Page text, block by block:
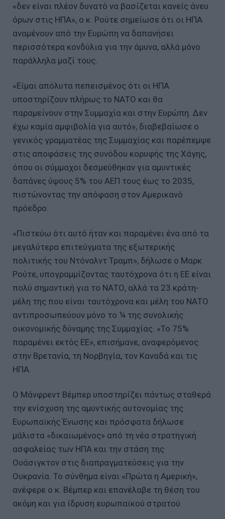
«δεν είναι πλέον δυνατό να βασίζεται κανείς άνευ
όρων στις ΗΠΑ», ο κ. Ρούτε σημείωσε ότι οι ΗΠΑ
αναμένουν από την Ευρώπη να δαπανήσει
περισσότερα κονδύλια για την άμυνα, αλλά μόνο
παράλληλα μαζί τους.
«Είμαι απόλυτα πεπεισμένος ότι οι ΗΠΑ
υποστηρίζουν πλήρως το ΝΑΤΟ και θα
παραμείνουν στην Συμμαχία και στην Ευρώπη. Δεν
έχω καμία αμφιβολία για αυτό», διαβεβαίωσε ο
γενικός γραμματέας της Συμμαχίας και παρέπεμψε
στις αποφάσεις της συνόδου κορυφής της Χάγης,
όπου οι σύμμαχοι δεσμεύθηκαν για αμυντικές
δαπάνες ύψους 5% του ΑΕΠ τους έως το 2035,
πιστώνοντας την απόφαση στον Αμερικανό
πρόεδρο.
«Πιστεύω ότι αυτό ήταν και παραμένει ένα από τα
μεγαλύτερα επιτεύγματα της εξωτερικής
πολιτικής του Ντόναλντ Τραμπ», δήλωσε ο Μαρκ
Ρούτε, υπογραμμίζοντας ταυτόχρονα ότι η ΕΕ είναι
πολύ σημαντική για το ΝΑΤΟ, αλλά τα 23 κράτη-
μέλη της που είναι ταυτόχρονα και μέλη του ΝΑΤΟ
αντιπροσωπεύουν μόνο το ¼ της συνολικής
οικονομικής δύναμης της Συμμαχίας. «Το 75%
παραμένει εκτός ΕΕ», επισήμανε, αναφερόμενος
στην Βρετανία, τη Νορβηγία, τον Καναδά και τις
ΗΠΑ.
Ο Μάνφρεντ Βέμπερ υποστηρίζει πάντως σταθερά
την ενίσχυση της αμυντικής αυτονομίας της
Ευρωπαϊκής Ένωσης και πρόσφατα δήλωσε
μάλιστα «δικαιωμένος» από τη νέα στρατηγική
ασφαλείας των ΗΠΑ και την στάση της
Ουάσιγκτον στις διαπραγματεύσεις για την
Ουκρανία. Το σύνθημα είναι «Πρώτα η Αμερική»,
ανέφερε ο κ. Βέμπερ και επανέλαβε τη θέση του
ακόμη και για ίδρυση ευρωπαϊκού στρατού.